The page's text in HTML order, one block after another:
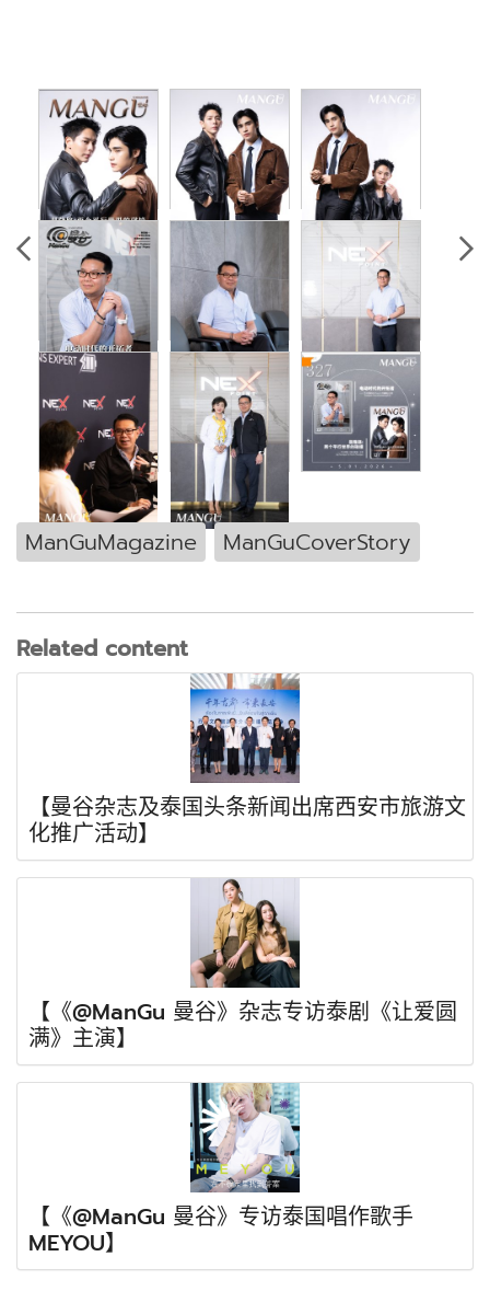
ManGuMagazine ManGuCoverStory
Related content
【曼谷杂志及泰国头条新闻出席西安市旅游文
化推广活动】
【《@ManGu 曼谷》杂志专访泰剧《让爱圆
满》主演】
【《@ManGu 曼谷》专访泰国唱作歌手
MEYOU】